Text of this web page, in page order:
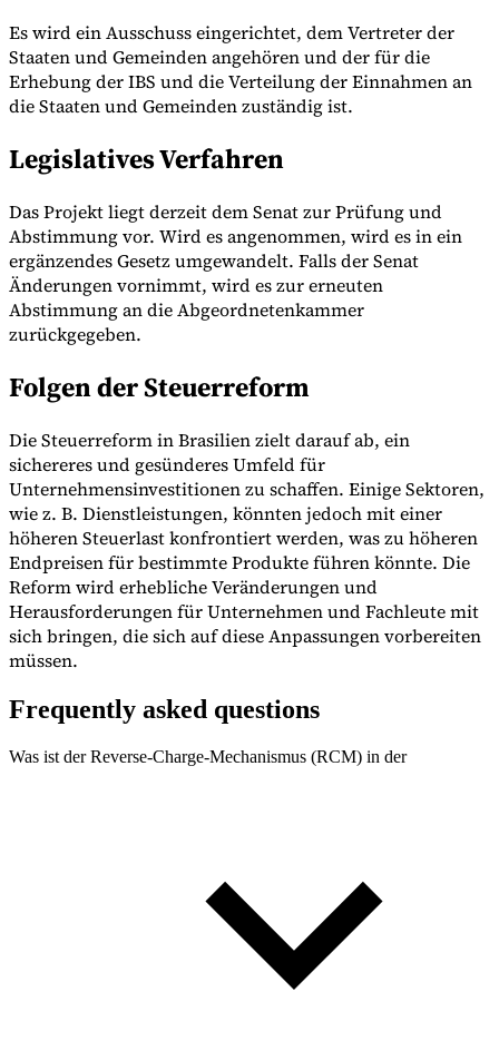
Es wird ein Ausschuss eingerichtet, dem Vertreter der
Staaten und Gemeinden angehören und der für die
Erhebung der IBS und die Verteilung der Einnahmen an
die Staaten und Gemeinden zuständig ist.
Legislatives Verfahren
Das Projekt liegt derzeit dem Senat zur Prüfung und
Abstimmung vor. Wird es angenommen, wird es in ein
ergänzendes Gesetz umgewandelt. Falls der Senat
Änderungen vornimmt, wird es zur erneuten
Abstimmung an die Abgeordnetenkammer
zurückgegeben.
Folgen der Steuerreform
Die Steuerreform in Brasilien zielt darauf ab, ein
sichereres und gesünderes Umfeld für
Unternehmensinvestitionen zu schaffen. Einige Sektoren,
wie z. B. Dienstleistungen, könnten jedoch mit einer
höheren Steuerlast konfrontiert werden, was zu höheren
Endpreisen für bestimmte Produkte führen könnte. Die
Reform wird erhebliche Veränderungen und
Herausforderungen für Unternehmen und Fachleute mit
sich bringen, die sich auf diese Anpassungen vorbereiten
müssen.
Frequently asked questions
Was ist der Reverse-Charge-Mechanismus (RCM) in der